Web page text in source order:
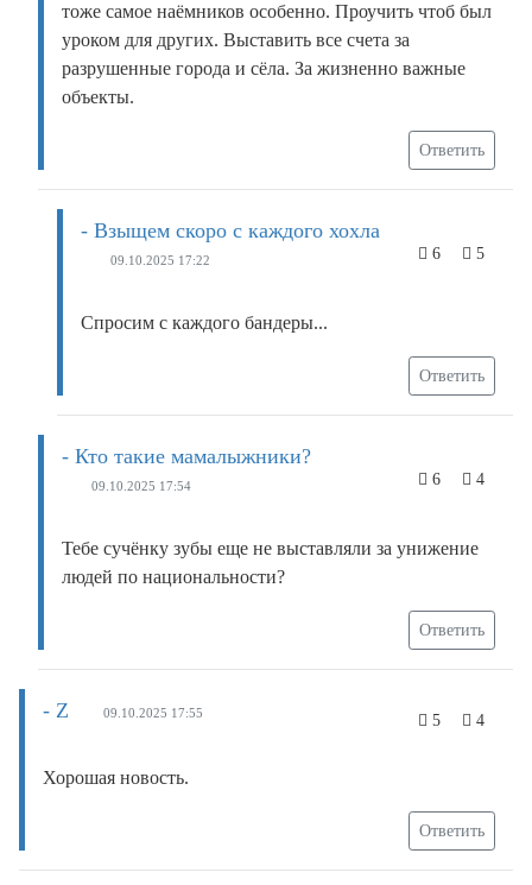
тоже самое наёмников особенно. Проучить чтоб был
уроком для других. Выставить все счета за
разрушенные города и сёла. За жизненно важные
объекты.
Ответить
- Взыщем скоро с каждого хохла
09.10.2025 17:22 6 5
Спросим с каждого бандеры...
Ответить
- Кто такие мамалыжники?
09.10.2025 17:54 6 4
Тебе сучёнку зубы еще не выставляли за унижение
людей по национальности?
Ответить
- Z 09.10.2025 17:55 5 4
Хорошая новость.
Ответить